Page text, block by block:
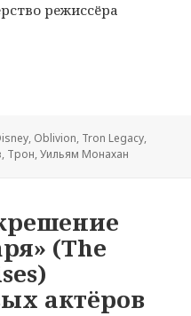
режиссёра
нас в Обливион
, Oblivion, Tron Legacy,
, Трон,Уильям Монахан
(The
актёров